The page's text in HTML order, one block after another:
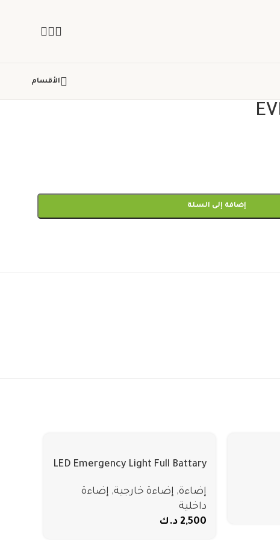
الأقسام
إضافة إلى السلة
LED Emergency Light Full Battary
إضاءة, إضاءة خارجية, إضاءة
داخلية
2,500 د.ك